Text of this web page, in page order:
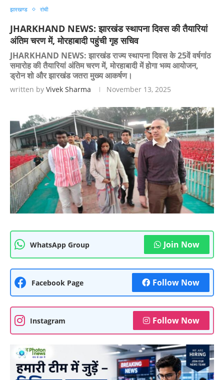
झारखण्ड रांची
JHARKHAND NEWS: झारखंड स्थापना दिवस की तैयारियां
अंतिम चरण में, मोरहाबादी पहुंची गृह सचिव
JHARKHAND NEWS: झारखंड राज्य स्थापना दिवस के 25वें वर्षगांठ
समारोह की तैयारियां अंतिम चरण में, मोरहाबादी में होगा भव्य आयोजन,
ड्रोन शो और झारखंड जतरा मुख्य आकर्षण।
written by Vivek Sharma November 13, 2025
WhatsApp Group Join Now
Facebook Page Follow Now
Instagram Follow Now